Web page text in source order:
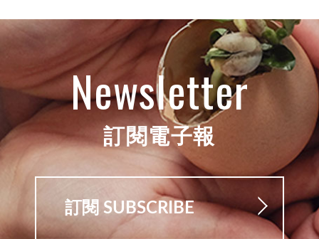
Newsletter
訂閱電子報
訂閱 SUBSCRIBE